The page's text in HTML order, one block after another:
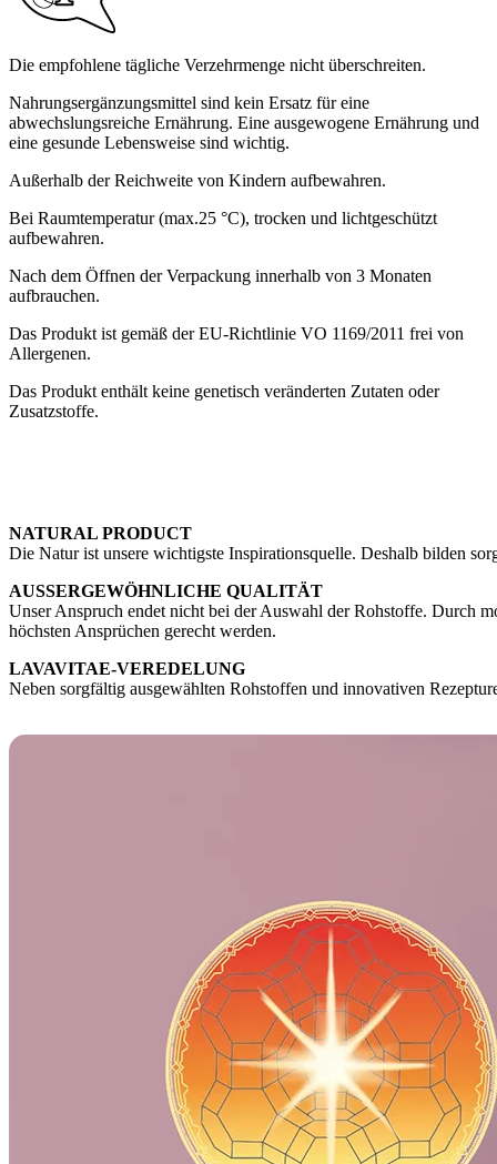
Die empfohlene tägliche Verzehrmenge nicht überschreiten.
Nahrungsergänzungsmittel sind kein Ersatz für eine
abwechslungsreiche Ernährung. Eine ausgewogene Ernährung und
eine gesunde Lebensweise sind wichtig.
Außerhalb der Reichweite von Kindern aufbewahren.
Bei Raumtemperatur (max.25 °C), trocken und lichtgeschützt
aufbewahren.
Nach dem Öffnen der Verpackung innerhalb von 3 Monaten
aufbrauchen.
Das Produkt ist gemäß der EU-Richtlinie VO 1169/2011 frei von
Allergenen.
Das Produkt enthält keine genetisch veränderten Zutaten oder
Zusatzstoffe.
NATURAL PRODUCT
Die Natur ist unsere wichtigste Inspirationsquelle. Deshalb bilden
AUSSERGEWÖHNLICHE QUALITÄT
Unser Anspruch endet nicht bei der Auswahl der Rohstoffe. Durch
höchsten Ansprüchen gerecht werden.
LAVAVITAE-VEREDELUNG
Neben sorgfältig ausgewählten Rohstoffen und innovativen